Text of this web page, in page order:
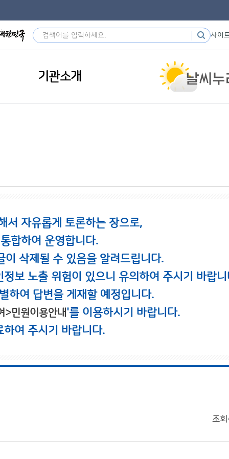
사이
기관소개
서 자유롭게 토론하는 장으로,
합하여 운영합니다.
삭제될 수 있음을 알려드립니다.
보 노출 위험이 있으니 유의하여 주시기 바랍니
하여 답변을 게재할 예정입니다.
>민원이용안내'를 이용하시기 바랍니다.
여 주시기 바랍니다.
조회